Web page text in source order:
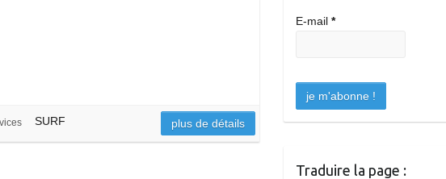
SURF plus de détails
E-mail *
Traduire la page :